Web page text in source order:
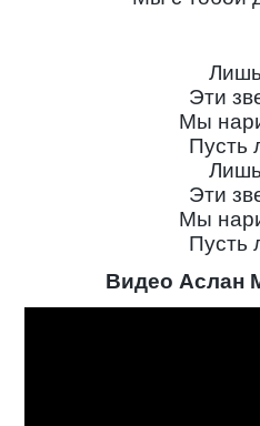
Эти
Мы
Пусть
Эти
Мы
Пусть
Видео Аслан